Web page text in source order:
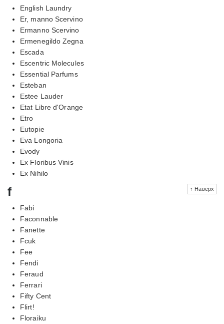
English Laundry
Er, manno Scervino
Ermanno Scervino
Ermenegildo Zegna
Escada
Escentric Molecules
Essential Parfums
Esteban
Estee Lauder
Etat Libre d'Orange
Etro
Eutopie
Eva Longoria
Evody
Ex Floribus Vinis
Ex Nihilo
↑ Наверх
f
Fabi
Faconnable
Fanette
Fcuk
Fee
Fendi
Feraud
Ferrari
Fifty Cent
Flirt!
Floraiku